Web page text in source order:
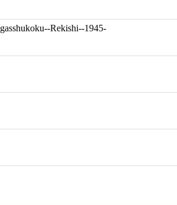
Rekishi--1945-